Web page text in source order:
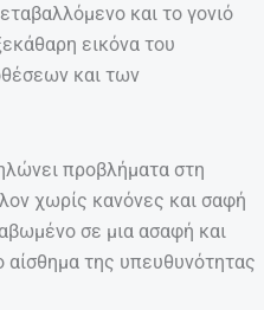
και το γονιό
εικόνα του
και των
προβλήματα στη
χωρίς κανόνες και σαφή
σε μια ασαφή και
αίσθημα της υπευθυνότητας